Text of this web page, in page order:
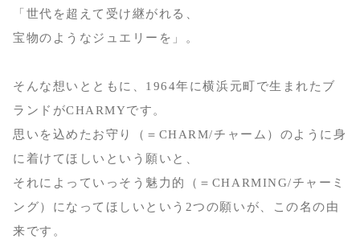
「世代を超えて受け継がれる、
宝物のようなジュエリーを」。
そんな想いとともに、1964年に横浜元町で生まれたブ
ランドがCHARMYです。
思いを込めたお守り（＝CHARM/チャーム）のように身
に着けてほしいという願いと、
それによっていっそう魅力的（＝CHARMING/チャーミ
ング）になってほしいという2つの願いが、この名の由
来です。